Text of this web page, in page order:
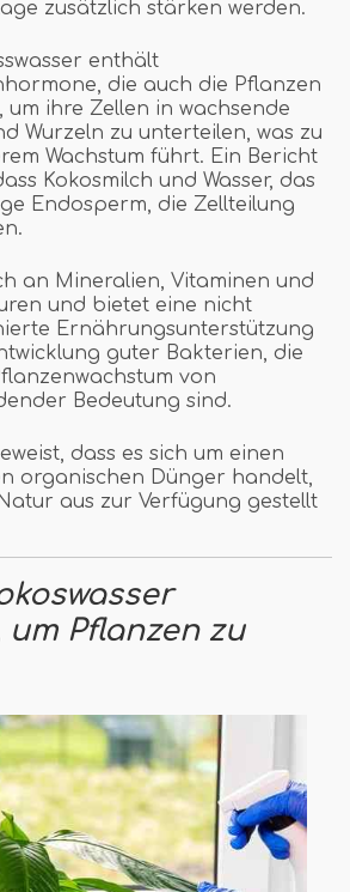
zusätzlich stärken werden.
enthält
die auch die Pflanzen
um ihre Zellen in wachsende
Wurzeln zu unterteilen, was zu
Wachstum führt. Ein Bericht
Kokosmilch und Wasser, das
Endosperm, die Zellteilung
an Mineralien, Vitaminen und
und bietet eine nicht
Ernährungsunterstützung
guter Bakterien, die
von
Bedeutung sind.
dass es sich um einen
organischen Dünger handelt,
aus zur Verfügung gestellt
um Pflanzen zu